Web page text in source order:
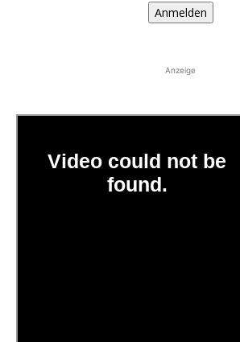
Anmelden
Anzeige